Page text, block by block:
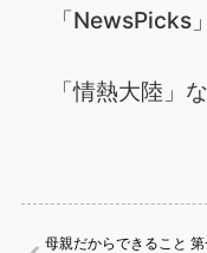
「NewsPicks
「情熱大陸」
母親だからできること 第